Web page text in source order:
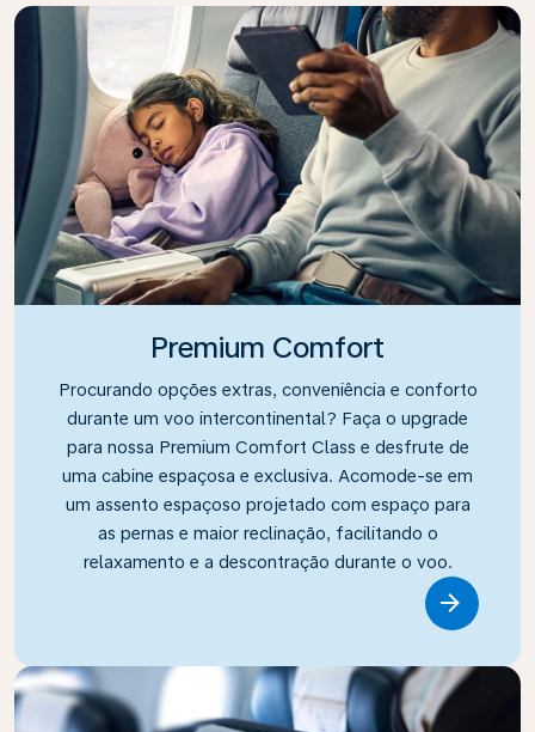
Premium Comfort
Procurando opções extras, conveniência e conforto
durante um voo intercontinental? Faça o upgrade
para nossa Premium Comfort Class e desfrute de
uma cabine espaçosa e exclusiva. Acomode-se em
um assento espaçoso projetado com espaço para
as pernas e maior reclinação, facilitando o
relaxamento e a descontração durante o voo.